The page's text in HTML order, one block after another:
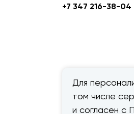
Для
том числе
и согласен с
+7 347 216-38-04
© 2026 —